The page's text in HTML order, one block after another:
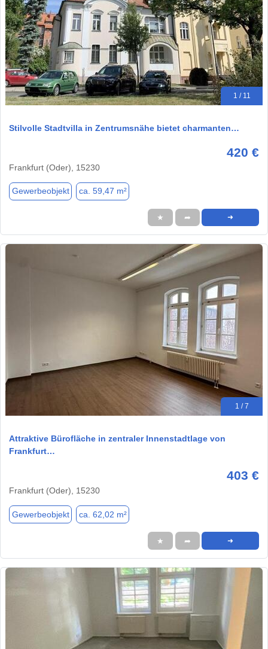
1 / 11
Stilvolle Stadtvilla in Zentrumsnähe bietet charmanten…
420 €
Frankfurt (Oder), 15230
Gewerbeobjekt ca. 59,47 m²
★ ➦ ➜
1 / 7
Attraktive Bürofläche in zentraler Innenstadtlage von
Frankfurt…
403 €
Frankfurt (Oder), 15230
Gewerbeobjekt ca. 62,02 m²
★ ➦ ➜